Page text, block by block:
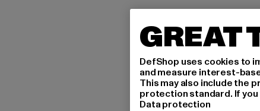
GREAT
DefShop uses cookies to
and measure interest-
This may also include the
protection standard. If you
Data protection